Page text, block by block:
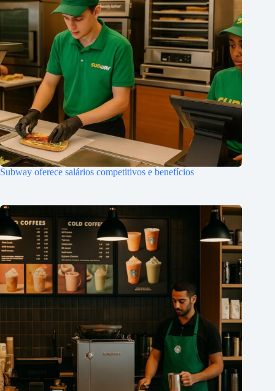
Subway oferece salários competitivos e benefícios